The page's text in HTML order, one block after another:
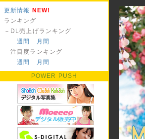
更新情報 NEW!
ランキング
－DL売上げランキング
週間
月間
－注目度ランキング
週間
月間
POWER PUSH